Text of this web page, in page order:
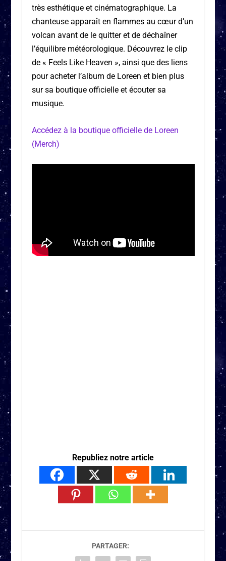
très esthétique et cinématographique. La
chanteuse apparaît en flammes au cœur d’un
volcan avant de le quitter et de déchaîner
l’équilibre météorologique. Découvrez le clip
de « Feels Like Heaven », ainsi que des liens
pour acheter l’album de Loreen et bien plus
sur sa boutique officielle et écouter sa
musique.
Accédez à la boutique officielle de Loreen
(Merch)
Republiez notre article
PARTAGER: